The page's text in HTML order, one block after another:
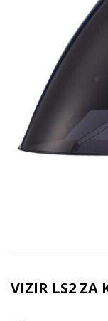
Zapamti me
VIZIR LS2 ZA